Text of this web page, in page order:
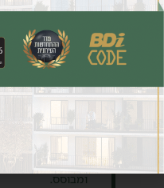
טיפול
מתלבטים
ניהול שיח
(ולעתים גם מול
חששות או
ומבוסס.